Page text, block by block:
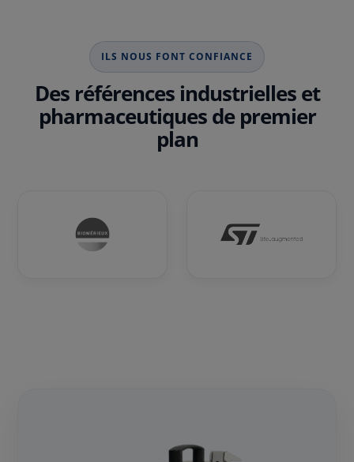
ILS NOUS FONT CONFIANCE
Des références industrielles et
pharmaceutiques de premier
plan